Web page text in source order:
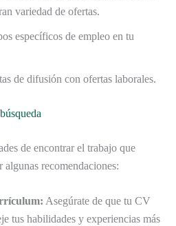
variedad de ofertas.
específicos de empleo en tu
de difusión con ofertas laborales.
de encontrar el trabajo que
algunas recomendaciones:
Asegúrate de que tu CV
tus habilidades y experiencias más